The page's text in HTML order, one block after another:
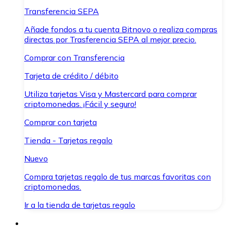
Transferencia SEPA
Añade fondos a tu cuenta Bitnovo o realiza compras
directas por Trasferencia SEPA al mejor precio.
Comprar con Transferencia
Tarjeta de crédito / débito
Utiliza tarjetas Visa y Mastercard para comprar
criptomonedas. ¡Fácil y seguro!
Comprar con tarjeta
Tienda - Tarjetas regalo
Nuevo
Compra tarjetas regalo de tus marcas favoritas con
criptomonedas.
Ir a la tienda de tarjetas regalo